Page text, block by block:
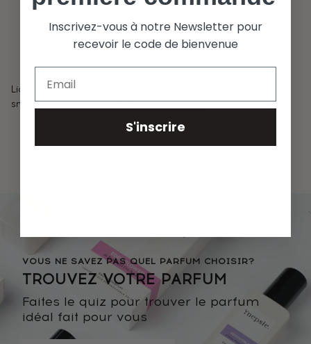
Liquid error (sections/related line 22): Could not find asset
snippets/product-recommendation.liquid
VOUS NE SAVEZ PAS QUEL PARFUM CHOISIR?
TROUVEZ VOTRE PARFUM
Faites le quiz pour trouver le parfum
idéal fait pour vous
Inscrivez-vous à notre Newsletter pour
recevoir le code de bienvenue
S'inscrire